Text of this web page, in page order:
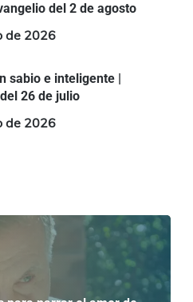
del 2 de agosto
de 2026
sabio e inteligente |
26 de julio
de 2026